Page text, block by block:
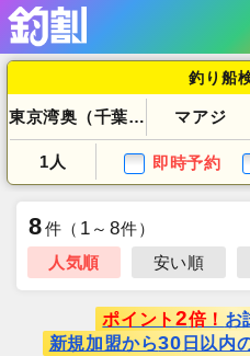
釣り船
東京湾奥（千葉県） マアジ
1人 即時予約
8件 （ 1 ～ 8件）
人気順
安い順
ポイント 2倍！ お
新規加盟から30 日以内